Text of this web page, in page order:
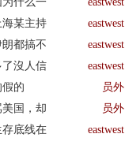
某主持 eastwest
都搞不 eastwest
沒人信 eastwest
的 员外
国，却 员外
底线在 eastwest